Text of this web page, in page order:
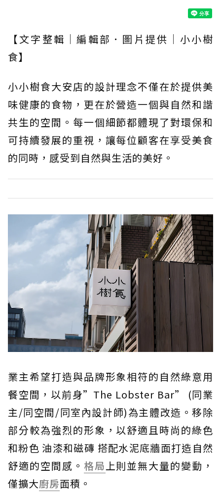
【文字整輯｜編輯部．圖片提供｜小小樹
食】
小小樹食大安店的設計理念不僅在於提供美
味健康的食物，更在於營造一個與自然和諧
共生的空間。每一個細節都體現了對環保和
可持續發展的重視，讓每位顧客在享受美食
的同時，感受到自然與生活的美好。
業主希望打造與品牌形象相符的自然綠意用
餐空間，以前身”The Lobster Bar” (同業
主/同空間/同室內設計師)為主體改造。移除
部分較為強烈的形象，以舒適且時尚的綠色
和粉色 油漆和磁磚 搭配水泥底牆面打造自然
舒適的空間感。 格局上則並無大量的變動，
僅擴大廚房面積。